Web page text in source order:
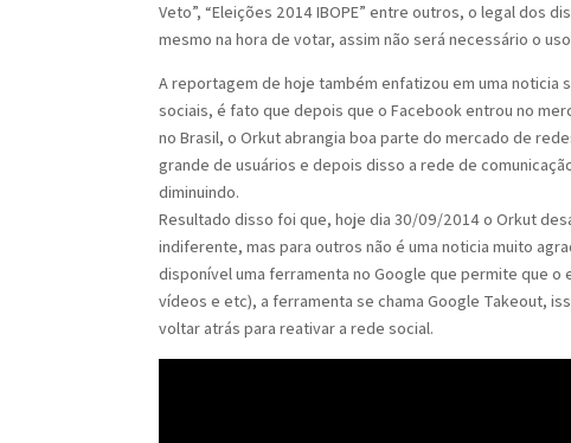
Veto”, “Eleições 2014 IBOPE” entre outros, o legal dos
mesmo na hora de votar, assim não será necessário o
A reportagem de hoje também enfatizou em uma
sociais, é fato que depois que o Facebook entrou no
no Brasil, o Orkut abrangia boa parte do mercado de
grande de usuários e depois disso a rede de
diminuindo.
Resultado disso foi que, hoje dia 30/09/2014 o Orkut
indiferente, mas para outros não é uma noticia muito
disponível uma ferramenta no Google que permite que
vídeos e etc), a ferramenta se chama Google Takeout,
voltar atrás para reativar a rede social.